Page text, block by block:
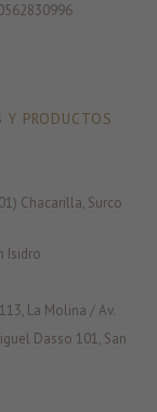
PRODUCTOS
Chacarilla, Surco
Isidro
La Molina / Av.
Dasso 101, San